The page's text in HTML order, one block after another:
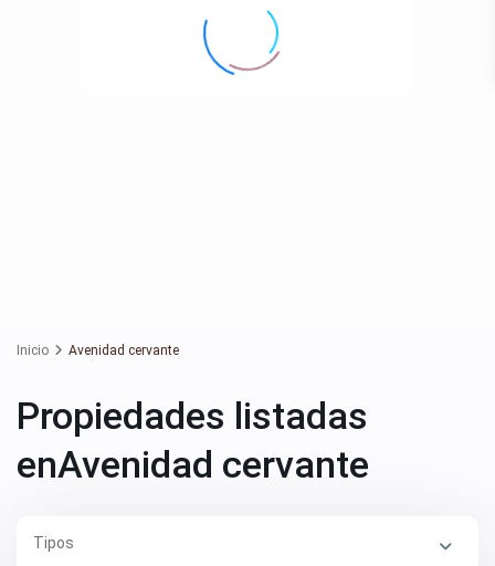
Inicio Avenidad cervante
Propiedades listadas
enAvenidad cervante
Tipos